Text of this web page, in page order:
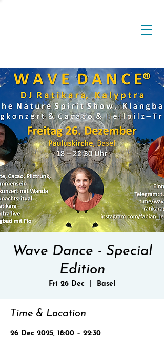
Wave Dance - Special
Edition
Fri 26 Dec Basel
Time & Location
26 Dec 2025, 18:00 – 22:30